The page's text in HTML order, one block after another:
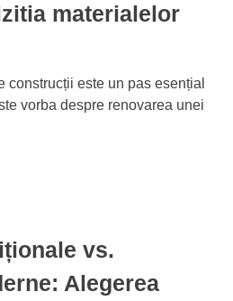
materialelor
construcții este un pas esențial
vorba despre renovarea unei
vs.
Alegerea